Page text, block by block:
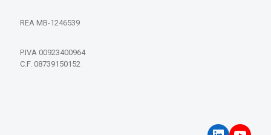
REA MB-1246539
P.IVA 00923400964
C.F. 08739150152